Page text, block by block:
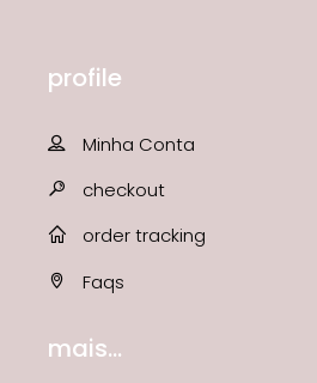
profile
Minha Conta
checkout
order tracking
Faqs
mais...